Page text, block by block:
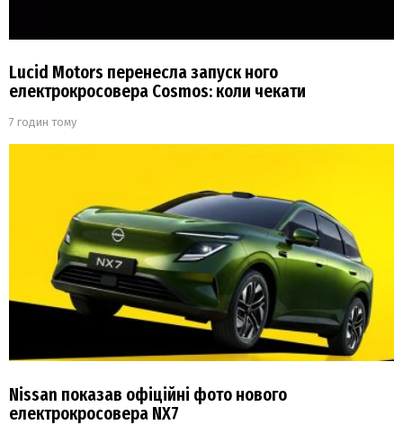
Lucid Motors перенесла запуск ного
електрокросовера Cosmos: коли чекати
7 годин тому
Nissan показав офіційні фото нового
електрокросовера NX7